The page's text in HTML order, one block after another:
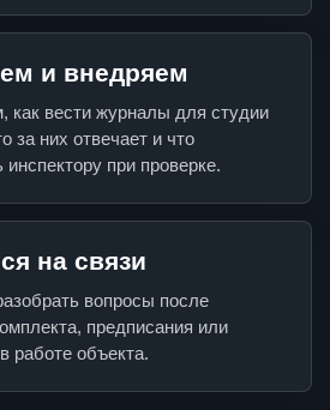
и внедряем
как вести журналы для студии
за них отвечает и что
инспектору при проверке.
на связи
вопросы после
предписания или
работе объекта.